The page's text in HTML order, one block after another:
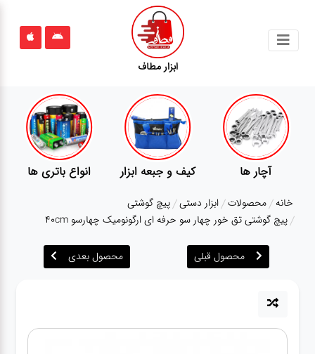
ابزار مطاف
محصولات
قوانین
سایت
درباره
کارواش
باتری ها پمپ تجهیزات کمپ
خانه محصولات ابزار دستی پیچ گوشتی
پیچ گوشتی تق خور چهار سو حرفه ای ارگونومیک چهارسو 40cm
محصول قبلی محصول بعدی